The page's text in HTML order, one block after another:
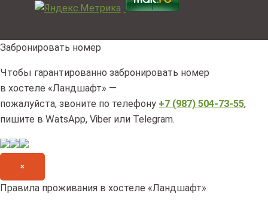
Забронировать номер
Чтобы гарантированно забронировать номер
в хостеле «Ландшафт» —
пожалуйста, звоните по телефону +7 (987) 504-73-55,
пишите в WatsApp, Viber или Telegram.
×
Правила проживания в хостеле «Ландшафт»